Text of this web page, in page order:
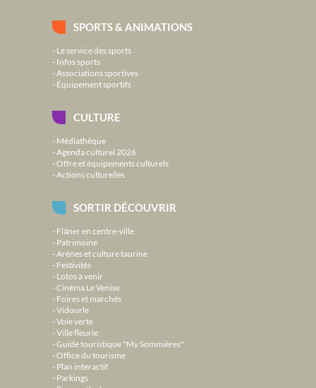
SPORTS & ANIMATIONS
Le service des sports
Infos sports
Associations sportives
Équipement sportifs
CULTURE
Médiathèque
Agenda culturel 2026
Offre et équipements culturels
Actions culturelles
SORTIR DÉCOUVRIR
Flâner en centre-ville
Patrimoine
Arènes et culture taurine
Festivités
Lotos à venir
Cinéma Le Venise
Foires et marchés
Vidourle
Voie verte
Ville fleurie
Guide touristique "My Sommières"
Office du tourisme
Plan interactif
Parkings